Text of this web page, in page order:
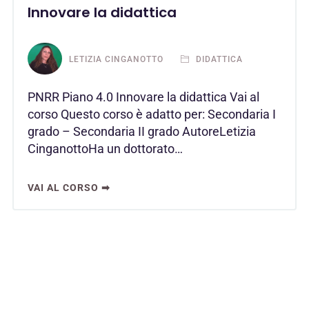
Innovare la didattica
LETIZIA CINGANOTTO DIDATTICA
PNRR Piano 4.0 Innovare la didattica Vai al
corso Questo corso è adatto per: Secondaria I
grado – Secondaria II grado AutoreLetizia
CinganottoHa un dottorato…
VAI AL CORSO ➡